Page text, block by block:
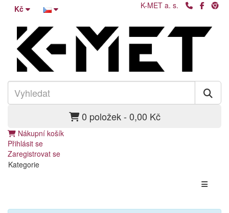
Kč K-MET a. s.
0 položek - 0,00 Kč
Nákupní košík
Přihlásit se
Zaregistrovat se
Kategorie